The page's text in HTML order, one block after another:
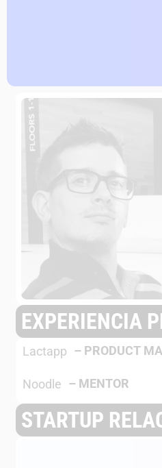
EXPERIENCIA
Lactapp – PRODUCT
Noodle – MENTOR
STARTUP